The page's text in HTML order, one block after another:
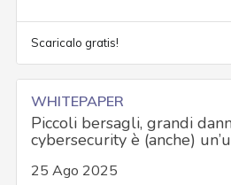
Scaricalo gratis!
WHITEPAPER
Piccoli bersagli, grandi
cybersecurity è (anche)
25 Ago 2025